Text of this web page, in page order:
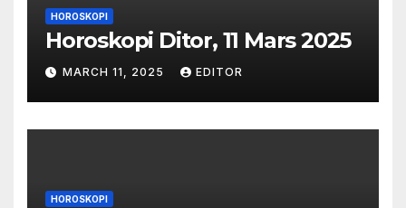
HOROSKOPI
Horoskopi Ditor, 11 Mars 2025
MARCH 11, 2025 EDITOR
HOROSKOPI